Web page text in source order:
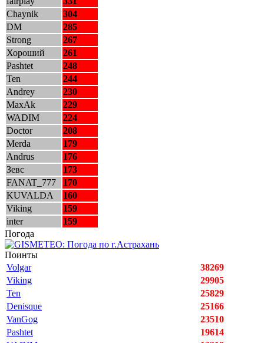
Chaynik
304
DM
285
Strong
267
Хороший
261
Pashtet
248
Ten
244
Andrey
230
MaxAk
229
WADIM
224
Doctor
208
Merda
179
Andrus
176
Зевс
173
FANAT_777
170
KUVALDA
160
Viking
159
inter
159
Погода
Поинты
Volgar
38269
Viking
29905
Ten
25829
Denisque
25166
VanGog
23510
Pashtet
19614